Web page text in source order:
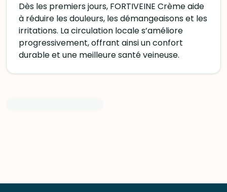
Dès les premiers jours, FORTIVEINE Crème aide
à réduire les douleurs, les démangeaisons et les
irritations. La circulation locale s’améliore
progressivement, offrant ainsi un confort
durable et une meilleure santé veineuse.